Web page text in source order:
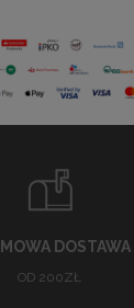
DOSTAWA
OD 200ZŁ